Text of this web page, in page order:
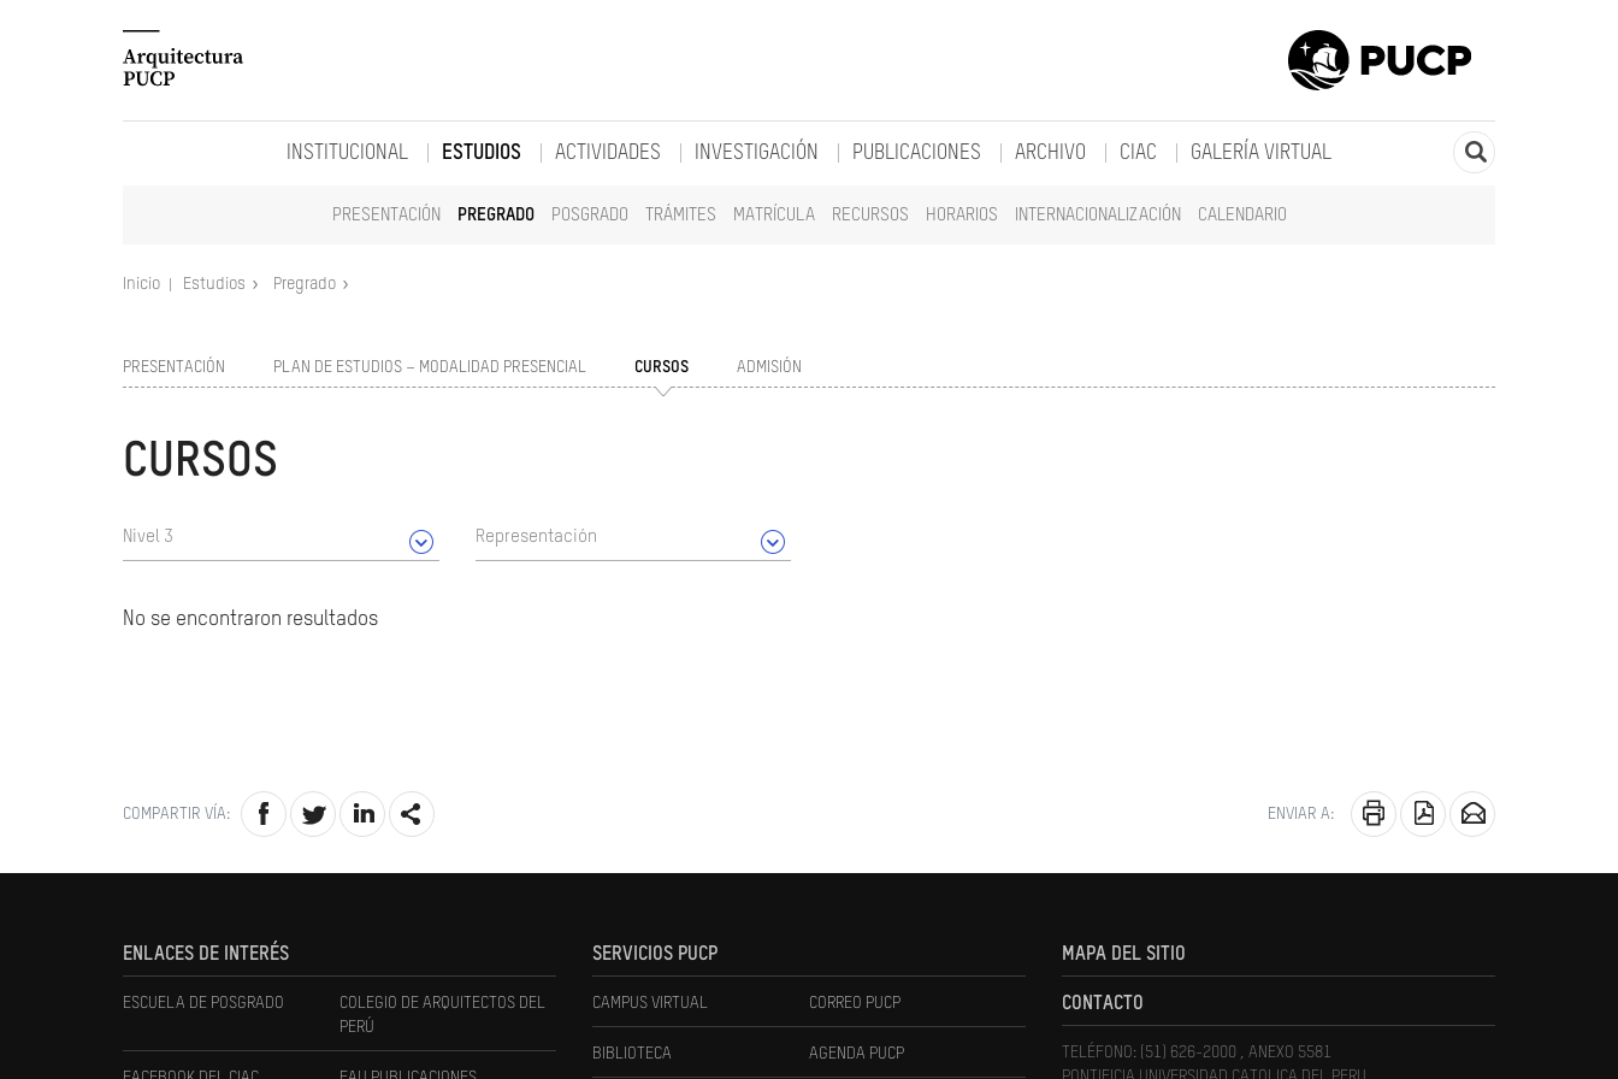
INSTITUCIONAL ESTUDIOS
PRESENTACIÓN PREGRADO POSGRADO TRÁMITES MATRÍCULA RECURSOS HORARIOS INTERNACIONALIZACIÓN CALENDARIO
ACTIVIDADES INVESTIGACIÓN PUBLICACIONES ARCHIVO CIAC GALERÍA VIRTUAL
Inicio Estudios Pregrado
PRESENTACIÓN PLAN DE ESTUDIOS – MODALIDAD PRESENCIAL CURSOS ADMISIÓN
CURSOS
Nivel 3 Representación
No se encontraron resultados
COMPARTIR VÍA: ENVIAR A:
ENLACES DE INTERÉS
ESCUELA DE POSGRADO
COLEGIO DE ARQUITECTOS DEL
PERÚ
SERVICIOS PUCP
CAMPUS VIRTUAL CORREO PUCP
BIBLIOTECA AGENDA PUCP
MAPA DEL SITIO
CONTACTO
TELÉFONO: (51) 626-2000 , ANEXO 5581